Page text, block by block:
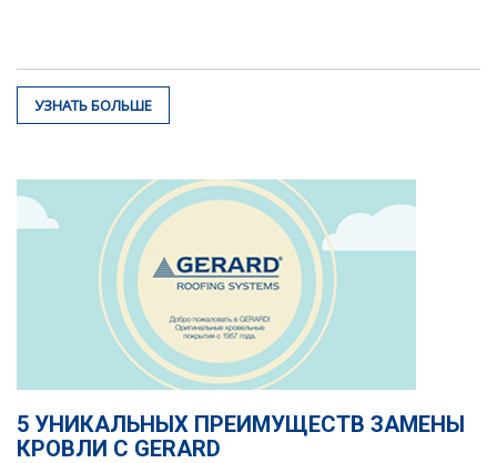
УЗНАТЬ БОЛЬШЕ
5 УНИКАЛЬНЫХ ПРЕИМУЩЕСТВ ЗАМЕНЫ
КРОВЛИ С GERARD